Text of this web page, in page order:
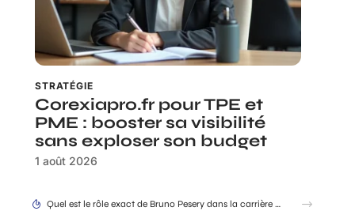
STRATÉGIE
Corexiapro.fr pour TPE et
PME : booster sa visibilité
sans exploser son budget
1 août 2026
Facture simplifie-ta-compta.fr : les mentions obligatoires à ne surtout pas oublier